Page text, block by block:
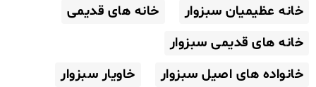
خانه عظیمیان سبزوار
خانه های قدیمی
خانه های قدیمی سبزوار
خانواده های اصیل سبزوار
خاویار سبزوار